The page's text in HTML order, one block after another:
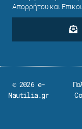
Απορρήτου και
© 2026 e-
Nautilia.gr